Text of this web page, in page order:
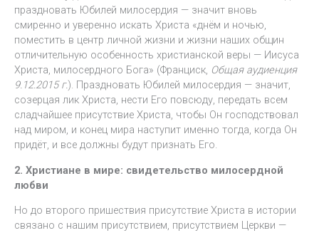
праздновать Юбилей милосердия — значит вновь
смиренно и уверенно искать Христа «днём и ночью,
поместить в центр личной жизни и жизни наших общин
отличительную особенность христианской веры — Иисуса
Христа, милосердного Бога» (Франциск, Общая аудиенция
9.12.2015 г.). Праздновать Юбилей милосердия — значит,
созерцая лик Христа, нести Его повсюду, передать всем
сладчайшее присутствие Христа, чтобы Он господствовал
над миром, и конец мира наступит именно тогда, когда Он
придёт, и все должны будут признать Его.
2. Христиане в мире: свидетельство милосердной
любви
Но до второго пришествия присутствие Христа в истории
связано с нашим присутствием, присутствием Церкви —